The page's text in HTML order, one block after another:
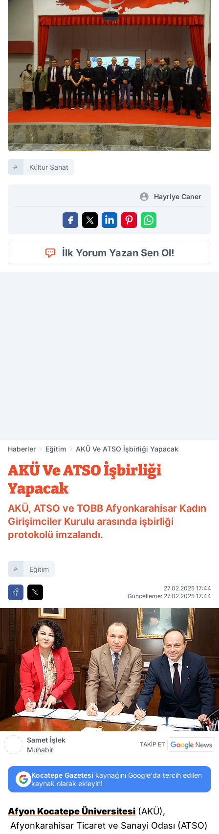
Kültür Sanat
Hayriye Caner
İlk Yorum Yazan Sen Ol!
Haberler Eğitim AKÜ Ve ATSO İşbirliği Yapacak
AKÜ Ve ATSO İşbirliği
Yapacak
AKÜ, ATSO ve TOBB Afyonkarahisar Kadın
Girişimciler Kurulu arasında işbirliği
protokolü imzalandı.
Eğitim
27.02.2025 17:44
Güncelleme: 27.02.2025 17:44
Samet İşlek
Muhabir
TAKİP ET
Kocatepe Gazetesi kaynağını Google'da tercih edilen
kaynak olarak ekleyin!
Afyon Kocatepe Üniversitesi (AKÜ),
Afyonkarahisar Ticaret ve Sanayi Odası (ATSO)